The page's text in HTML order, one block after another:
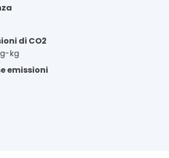
di CO2
kg
emissioni